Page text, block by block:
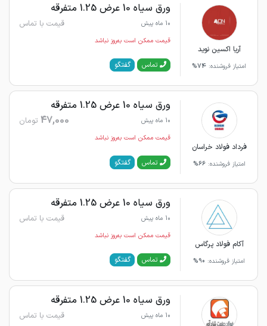
آریا اکسین نوید
امتیاز فروشنده: 74%
ورق سیاه 10 عرض 1.25 متفرقه
10 ماه پیش قیمت با تماس
قیمت ممکن است به‌روز نباشد
تماس گفتگو
فرداد فولاد خراسان
امتیاز فروشنده:66%
ورق سیاه 10 عرض 1.25 متفرقه
10 ماه پیش 47,000 تومان
قیمت ممکن است به‌روز نباشد
تماس گفتگو
آکام فولاد پرگاس
امتیاز فروشنده: 90%
ورق سیاه 10 عرض 1.25 متفرقه
10 ماه پیش قیمت با تماس
قیمت ممکن است به‌روز نباشد
تماس گفتگو
ورق سیاه 10 عرض 1.25 متفرقه
10 ماه پیش قیمت با تماس